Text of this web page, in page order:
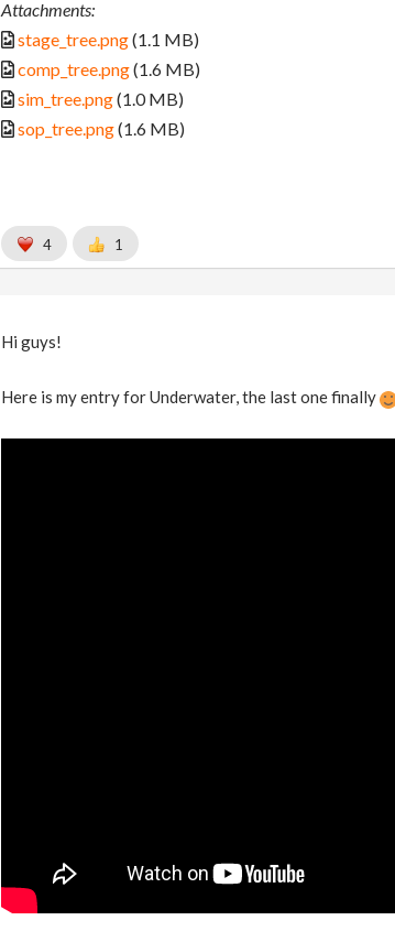
Attachments:
stage_tree.png(1.1 MB)
comp_tree.png(1.6 MB)
sim_tree.png(1.0 MB)
sop_tree.png(1.6 MB)
4 1
Hi guys!
Here is my entry for Underwater, the last one finally